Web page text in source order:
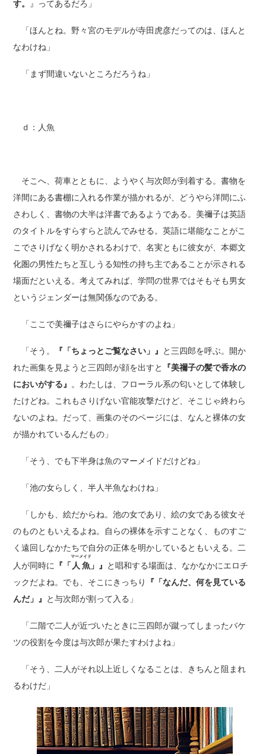
す。 』ってあるだろ」
「ほんとね。野々宮のモデルが寺田虎彦だってのは、ほんと
なわけね」
「まず間違いないところだろうね」
ｄ：人魚
そこへ、荷車とともに、ようやく与次郎が到着する。書物を
洋間にある書棚に入れる作業が描かれるが、どうやら洋間にふ
さわしく、書物の大半は洋書であるようである。美禰子は英語
のタイトルをすらすらと読んでみせる。英語に堪能なことがこ
こでさりげなく明かされるわけで、名実ともに彼女が、本郷文
化圏の男性たちと互しうる知性の持ち主であることが示される
場面だといえる。考えてみれば、学問の世界ではそもそも男女
というジェンダーは無関係なのである。
「ここで美禰子はさらにやらかすのよね」
「そう。 『「ちょっとご覧なさい」』 と三四郎を呼ぶ。開か
れた画集を見ようと三四郎が顔を出すと 『美禰子の髪で香水の
においがする』 。わたしは、フローラル系の匂いとして体験し
たけどね。これもさりげない官能攻撃だけど、そこじゃ終わら
ないのよね。だって、画集のそのページには、なんと裸体の女
が描かれているんだもの」
「そう、でも下半身は魚のマーメイドだけどね」
「池の女らしく、半人半魚なわけね」
「しかも、絵だからね。池の女であり、絵の女である彼女そ
のものともいえるよね。自らの裸体を示すことなく、ものすご
く遠回しなかたちで自分の正体を明かしているともいえる。二
人が同時に 『「人魚
マーメイド
」』 と唱和する場面は、なかなかにエロチ
ックだよね。でも、そこにきっちり 『「なんだ、何を見ている
んだ」』 と与次郎が割って入る」
「二階で二人が近づいたときに三四郎が蹴ってしまったバケ
ツの役割を今度は与次郎が果たすわけよね」
「そう、二人がそれ以上近しくなることは、きちんと阻まれ
るわけだ」